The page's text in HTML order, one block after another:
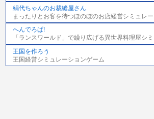
絹代ちゃんのお裁縫屋さん
まったりとお客を待つほのぼのお店経営シミュレ
へんでろぱ!
「ランスワールド」で繰り広げる異世界料理屋シ
王国を作ろう
王国経営シミュレーションゲーム